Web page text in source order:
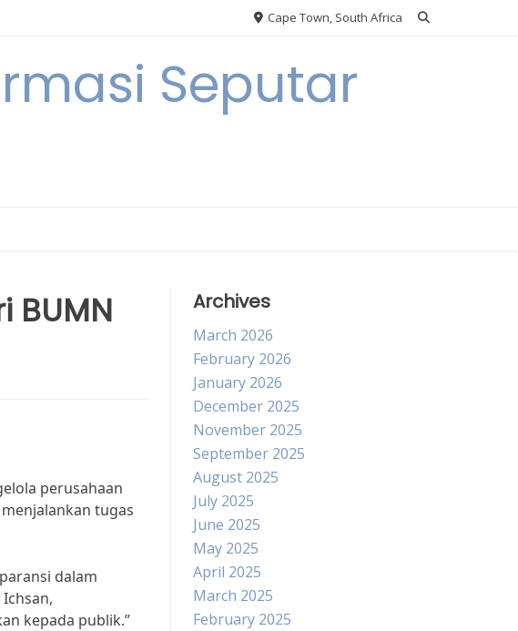
Cape Town, South Africa
Seputar
BUMN
perusahaan
tugas
dalam
kepada publik.”
Archives
March 2026
February 2026
January 2026
December 2025
November 2025
September 2025
August 2025
July 2025
June 2025
May 2025
April 2025
March 2025
February 2025